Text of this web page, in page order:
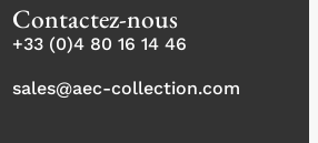
Contactez-nous
+33 (0)4 80 16 14 46
sales@aec-collection.com